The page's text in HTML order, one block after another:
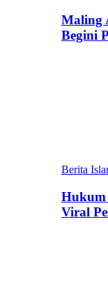
Maling
Begini
Berita
Hukum
Viral